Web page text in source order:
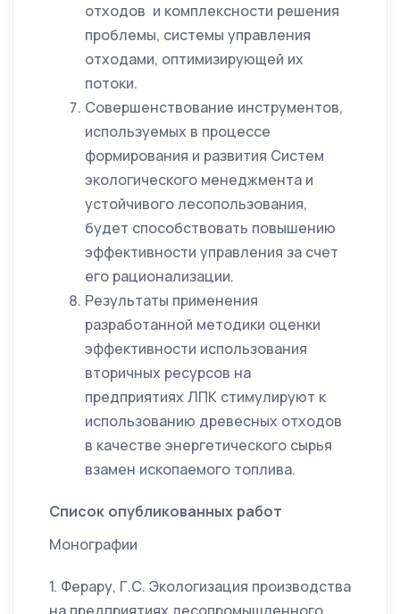
отходов и комплексности решения
проблемы, системы управления
отходами, оптимизирующей их
потоки.
Совершенствование инструментов,
используемых в процессе
формирования и развития Систем
экологического менеджмента и
устойчивого лесопользования,
будет способствовать повышению
эффективности управления за счет
его рационализации.
Результаты применения
разработанной методики оценки
эффективности использования
вторичных ресурсов на
предприятиях ЛПК стимулируют к
использованию древесных отходов
в качестве энергетического сырья
взамен ископаемого топлива.
Список опубликованных работ
Монографии
1. Ферару, Г.С. Экологизация производства